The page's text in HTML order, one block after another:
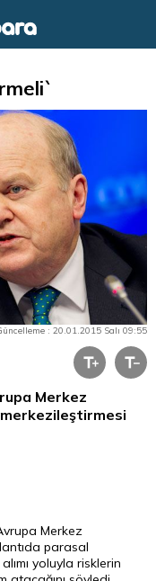
: 20.01.2015 Salı 09:55
Merkez
merkezileştirmesi
Merkez
parasal
yoluyla risklerin